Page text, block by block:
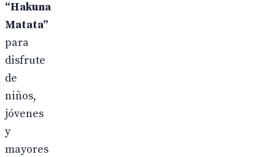
“Hakuna
Matata”
para
disfrute
de
niños,
jóvenes
y
mayores